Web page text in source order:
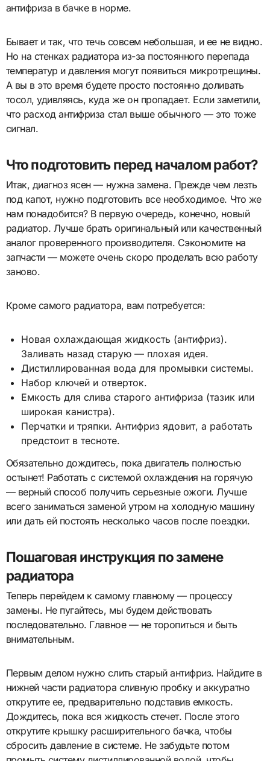
антифриза в бачке в норме.
Бывает и так, что течь совсем небольшая, и ее не видно.
Но на стенках радиатора из-за постоянного перепада
температур и давления могут появиться микротрещины.
А вы в это время будете просто постоянно доливать
тосол, удивляясь, куда же он пропадает. Если заметили,
что расход антифриза стал выше обычного — это тоже
сигнал.
Что подготовить перед началом работ?
Итак, диагноз ясен — нужна замена. Прежде чем лезть
под капот, нужно подготовить все необходимое. Что же
нам понадобится? В первую очередь, конечно, новый
радиатор. Лучше брать оригинальный или качественный
аналог проверенного производителя. Сэкономите на
запчасти — можете очень скоро проделать всю работу
заново.
Кроме самого радиатора, вам потребуется:
Новая охлаждающая жидкость (антифриз).
Заливать назад старую — плохая идея.
Дистиллированная вода для промывки системы.
Набор ключей и отверток.
Емкость для слива старого антифриза (тазик или
широкая канистра).
Перчатки и тряпки. Антифриз ядовит, а работать
предстоит в тесноте.
Обязательно дождитесь, пока двигатель полностью
остынет! Работать с системой охлаждения на горячую
— верный способ получить серьезные ожоги. Лучше
всего заниматься заменой утром на холодную машину
или дать ей постоять несколько часов после поездки.
Пошаговая инструкция по замене
радиатора
Теперь перейдем к самому главному — процессу
замены. Не пугайтесь, мы будем действовать
последовательно. Главное — не торопиться и быть
внимательным.
Первым делом нужно слить старый антифриз. Найдите в
нижней части радиатора сливную пробку и аккуратно
открутите ее, предварительно подставив емкость.
Дождитесь, пока вся жидкость стечет. После этого
открутите крышку расширительного бачка, чтобы
сбросить давление в системе. Не забудьте потом